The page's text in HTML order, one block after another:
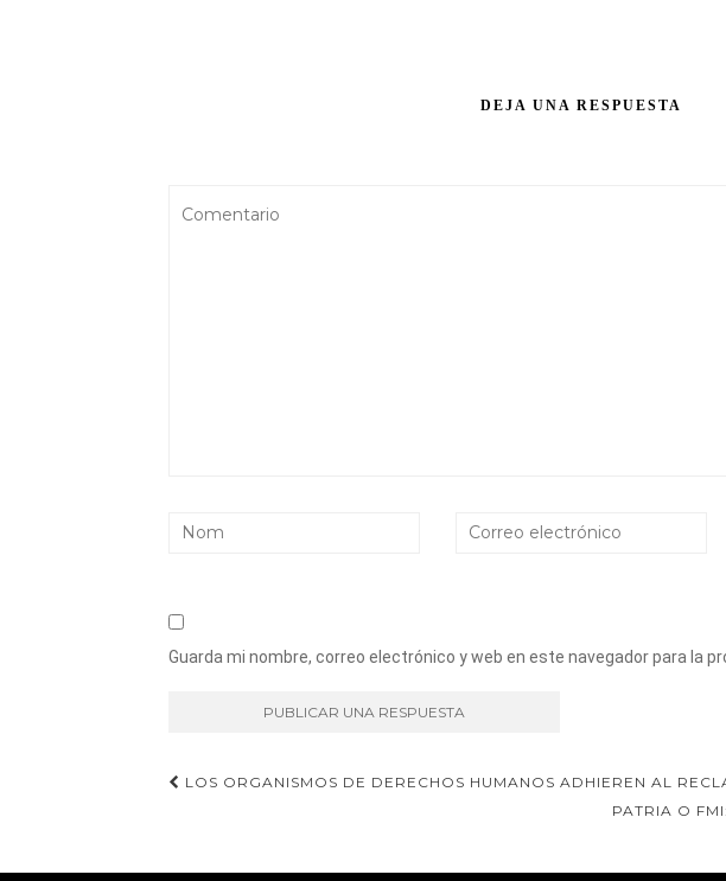
DEJA UNA RESPUESTA
Guarda mi nombre, correo electrónico y web en este navegador para la
Navegación
entradas
LOS ORGANISMOS DE DERECHOS HUMANOS ADHIEREN AL
PATRIA O